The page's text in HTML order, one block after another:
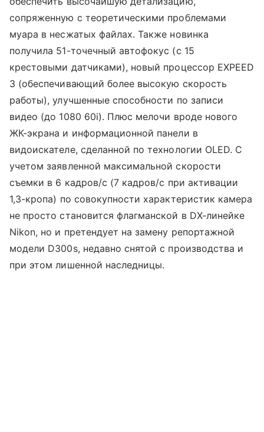
сопряженную с теоретическими проблемами
муара в несжатых файлах. Также новинка
получила 51-точечный автофокус (с 15
крестовыми датчиками), новый процессор EXPEED
3 (обеспечивающий более высокую скорость
работы), улучшенные способности по записи
видео (до 1080 60i). Плюс мелочи вроде нового
ЖК-экрана и информационной панели в
видоискателе, сделанной по технологии OLED. С
учетом заявленной максимальной скорости
съемки в 6 кадров/с (7 кадров/с при активации
1,3-кропа) по совокупности характеристик камера
не просто становится флагманской в DX-линейке
Nikon, но и претендует на замену репортажной
модели D300s, недавно снятой с производства и
при этом лишенной наследницы.